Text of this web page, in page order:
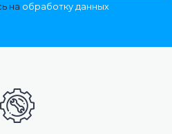
на обработку данных